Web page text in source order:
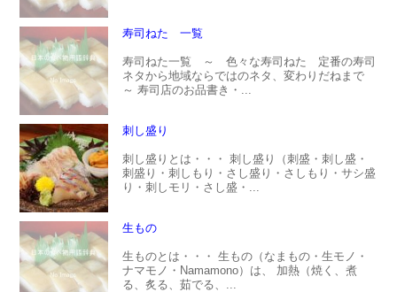
寿司ねた 一覧
寿司ねた一覧 ～ 色々な寿司ねた 定番の寿司
ネタから地域ならではのネタ、変わりだねまで
～ 寿司店のお品書き・...
刺し盛り
刺し盛りとは・・・ 刺し盛り（刺盛・刺し盛・
刺盛り・刺しもり・さし盛り・さしもり・サシ盛
り・刺しモリ・さし盛・...
生もの
生ものとは・・・ 生もの（なまもの・生モノ・
ナマモノ・Namamono）は、 加熱（焼く、煮
る、炙る、茹でる、...